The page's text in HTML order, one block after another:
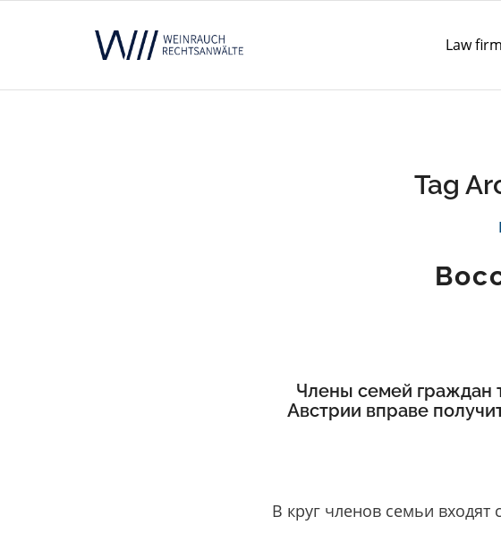
Law firm
Tag
Члены семей граждан
Австрии вправе
В круг членов семьи